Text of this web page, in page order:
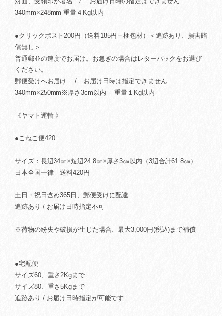
340mm×248mm 重量４Kg以内
●クリックポスト200円（送料185円＋梱包材）＜追跡あり、損害賠
償無し＞
普通郵並の速度でお届け。お急ぎの場合はレターパックをお選び
ください。
郵便受けへお届け / お届け日時は指定できません
340mm×250mm※厚さ3cm以内 重量１Kg以内
《ヤマト運輸 》
●こねこ便420
サイズ：長辺34㎝×短辺24.8㎝×厚さ3㎝以内（3辺合計61.8㎝）
日本全国一律 送料420円
土日・祝日含め365日、郵便受けに配達
追跡あり / お届け日時指定不可
※荷物の紛失や破損が生じた場合、最大3,000円(税込)まで補償
●宅配便
サイズ60、重さ2Kgまで
サイズ80、重さ5Kgまで
追跡あり / お届け日時指定が可能です